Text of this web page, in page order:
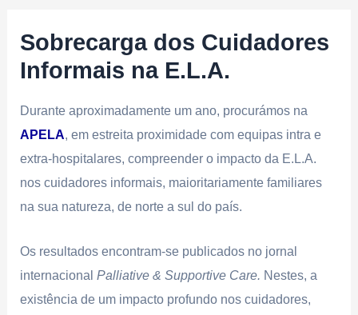
Sobrecarga dos Cuidadores
Informais na E.L.A.
Durante aproximadamente um ano, procurámos na
APELA, em estreita proximidade com equipas intra e
extra-hospitalares, compreender o impacto da E.L.A.
nos cuidadores informais, maioritariamente familiares
na sua natureza, de norte a sul do país.
Os resultados encontram-se publicados no jornal
internacionalPalliative & Supportive Care. Nestes, a
existência de um impacto profundo nos cuidadores,